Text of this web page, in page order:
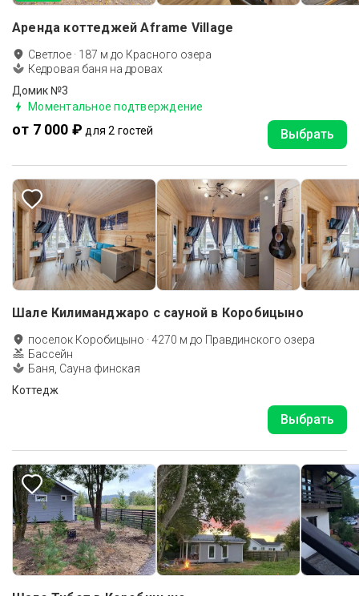
Аренда коттеджей Aframe Village
Светлое · 187 м до Красного озера
Кедровая баня на дровах
Домик №3
Моментальное подтверждение
от 7 000 ₽ для 2 гостей Выбрать
Шале Килиманджаро с сауной в Коробицыно
поселок Коробицыно ·4270 м до Правдинского озера
Бассейн
Баня, Сауна финская
Коттедж
Выбрать